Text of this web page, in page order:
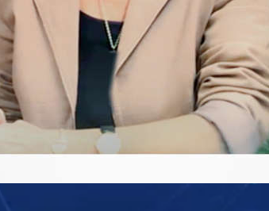
Video